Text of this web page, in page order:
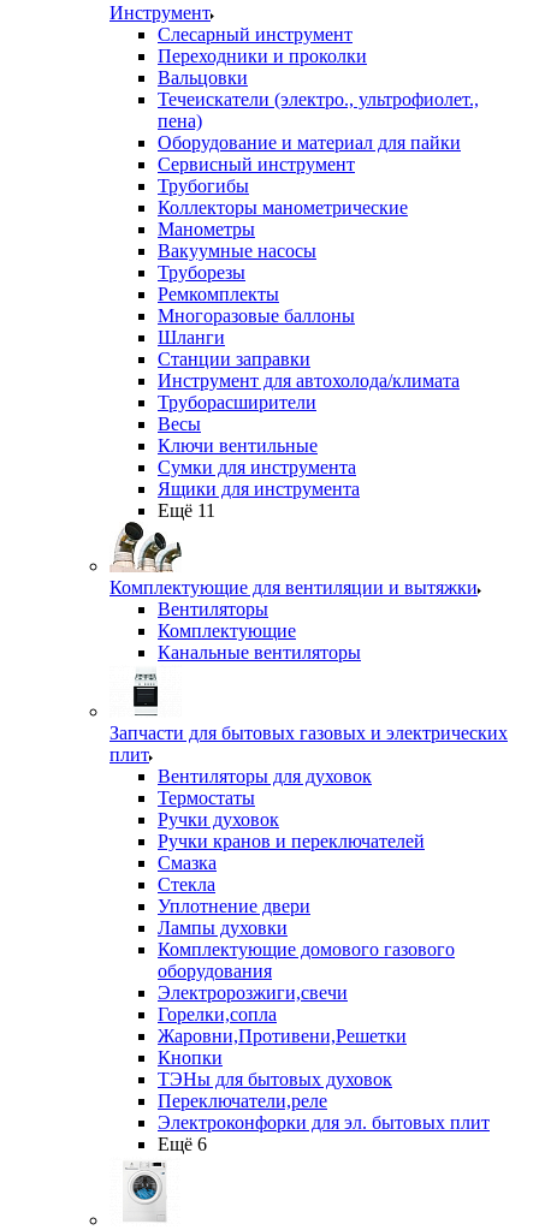
Инструмент
Слесарный инструмент
Переходники и проколки
Вальцовки
Течеискатели (электро., ультрофиолет.,
пена)
Оборудование и материал для пайки
Сервисный инструмент
Трубогибы
Коллекторы манометрические
Манометры
Вакуумные насосы
Труборезы
Ремкомплекты
Многоразовые баллоны
Шланги
Станции заправки
Инструмент для автохолода/климата
Труборасширители
Весы
Ключи вентильные
Сумки для инструмента
Ящики для инструмента
Ещё 11
Комплектующие для вентиляции и вытяжки
Вентиляторы
Комплектующие
Канальные вентиляторы
Запчасти для бытовых газовых и электрических
плит
Вентиляторы для духовок
Термостаты
Ручки духовок
Ручки кранов и переключателей
Смазка
Стекла
Уплотнение двери
Лампы духовки
Комплектующие домового газового
оборудования
Электророзжиги,свечи
Горелки,сопла
Жаровни,Противени,Решетки
Кнопки
ТЭНы для бытовых духовок
Переключатели,реле
Электроконфорки для эл. бытовых плит
Ещё 6